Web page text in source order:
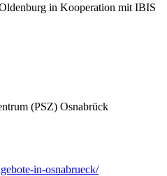
in Kooperation mit IBIS
(PSZ) Osnabrück
in-osnabrueck/